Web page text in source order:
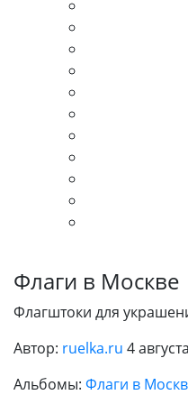
Флаги в Москве
Флагштоки для
Автор: ruelka.ru 4
Альбомы: Флаги в